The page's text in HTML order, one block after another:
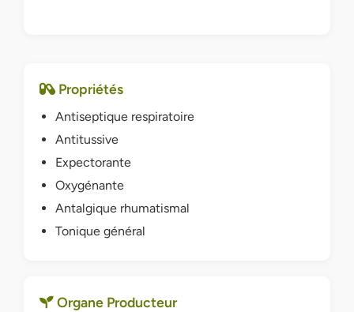
Propriétés
Antiseptique respiratoire
Antitussive
Expectorante
Oxygénante
Antalgique rhumatismal
Tonique général
Organe Producteur